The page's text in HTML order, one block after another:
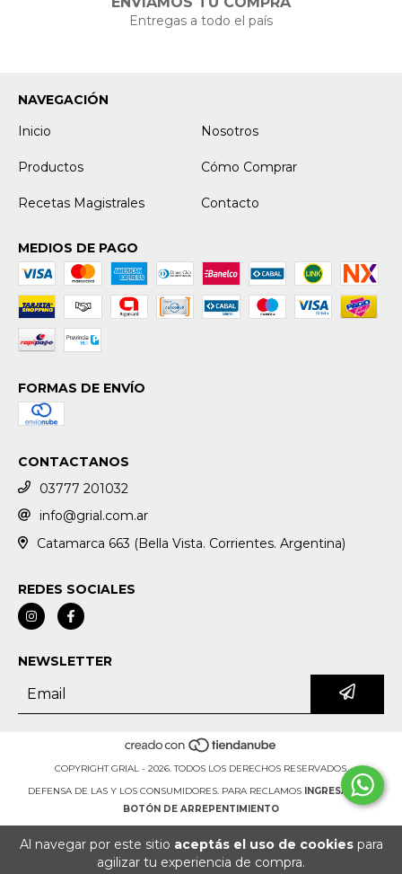
Al navegar por este sitio aceptás el uso de cookiespara
agilizar tu experiencia de compra.
Entregas a todo el país
NAVEGACIÓN
Inicio
Nosotros
Productos Cómo Comprar
Recetas Magistrales Contacto
MEDIOS DE PAGO
FORMAS DE ENVÍO
CONTACTANOS
03777 201032
info@grial.com.ar
Catamarca 663 (Bella Vista. Corrientes. Argentina)
REDES SOCIALES
NEWSLETTER
COPYRIGHT GRIAL - 2026. TODOS LOS DERECHOS RESERVADOS.
DEFENSA DE LAS Y LOS CONSUMIDORES. PARA RECLAMOS
INGRESÁ ACÁ.
BOTÓN DE ARREPENTIMIENTO